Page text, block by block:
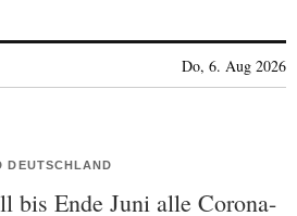
Do, 6. Aug 2026
DEUTSCHLAND
bis Ende Juni alle Corona-